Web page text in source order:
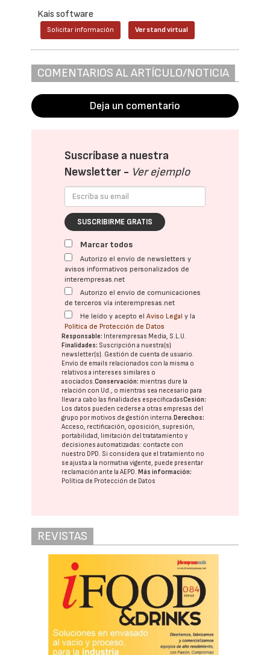
Kais software
Solicitar información Ver stand virtual
COMENTARIOS AL ARTÍCULO/NOTICIA
Deja un comentario
Suscríbase a nuestra
Newsletter - Ver ejemplo
SUSCRIBIRME GRATIS
Marcar todos
Autorizo el envío de newsletters y
avisos informativos personalizados de
interempresas.net
Autorizo el envío de comunicaciones
de terceros vía interempresas.net
He leído y acepto elAviso Legal y la
Política de Protección de Datos
Responsable: Interempresas Media, S.L.U.
Finalidades: Suscripción a nuestra(s)
newsletter(s). Gestión de cuenta de usuario.
Envío de emails relacionados con la misma o
relativos a intereses similares o
asociados.Conservación: mientras dure la
relación con Ud., o mientras sea necesario para
llevar a cabo las finalidades especificadasCesión:
Los datos pueden cederse a otras empresas del
grupo por motivos de gestión interna.Derechos:
Acceso, rectificación, oposición, supresión,
portabilidad, limitación del tratatamiento y
decisiones automatizadas: contacte con
nuestro DPD. Si considera que el tratamiento no
se ajusta a la normativa vigente, puede presentar
reclamación ante laAEPD.Más información:
Política de Protección de Datos
REVISTAS